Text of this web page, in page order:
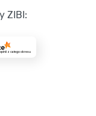
ZIBI:
z całego okresu